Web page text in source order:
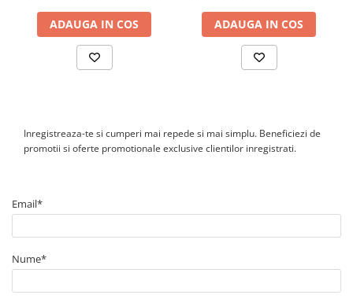
Cutie ABS
Cutie ABS modulara
Jgheab tip sarma
Tablou organizare santier necablat
Tub flexibil
Tub flexibil dublu perete (corugata)
ADAUGA IN COS ADAUGA IN COS
Inregistreaza-te si cumperi mai repede si mai simplu. Beneficiezi de
promotii si oferte promotionale exclusive clientilor inregistrati.
Email*
Nume*